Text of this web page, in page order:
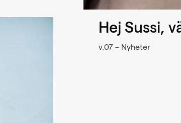
Hej Sussi,
v.07 – Nyheter